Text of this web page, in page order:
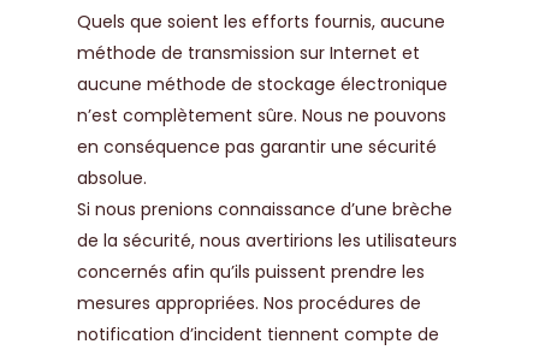
Quels que soient les efforts fournis, aucune
méthode de transmission sur Internet et
aucune méthode de stockage électronique
n’est complètement sûre. Nous ne pouvons
en conséquence pas garantir une sécurité
absolue.
Si nous prenions connaissance d’une brèche
de la sécurité, nous avertirions les utilisateurs
concernés afin qu’ils puissent prendre les
mesures appropriées. Nos procédures de
notification d’incident tiennent compte de